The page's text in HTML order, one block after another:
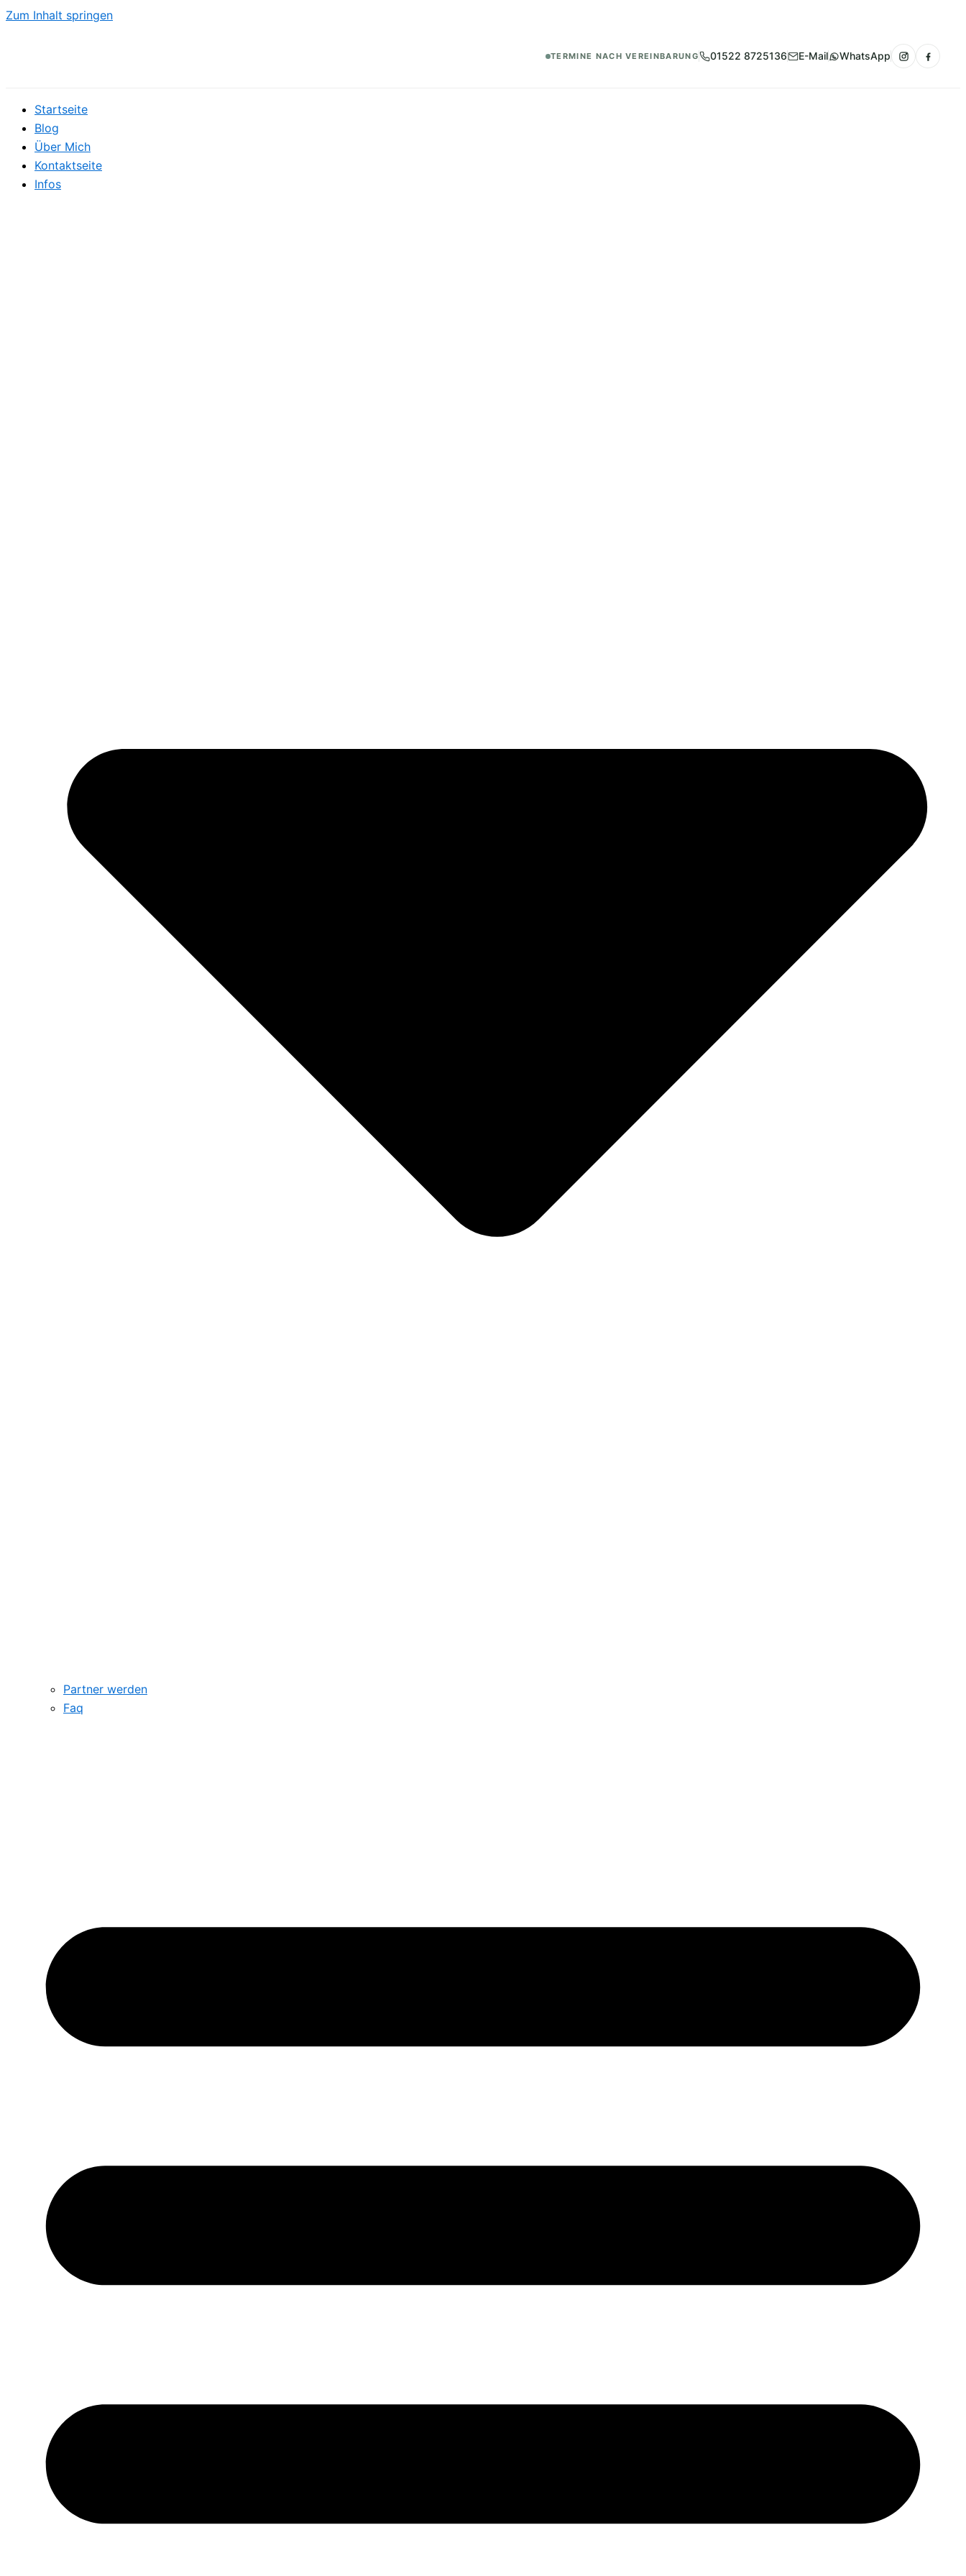
Zum Inhalt springen
TERMINE NACH VEREINBARUNG 01522 8725136 E-Mail WhatsApp
Startseite
Blog
Über Mich
Kontaktseite
Infos
Partner werden
Faq